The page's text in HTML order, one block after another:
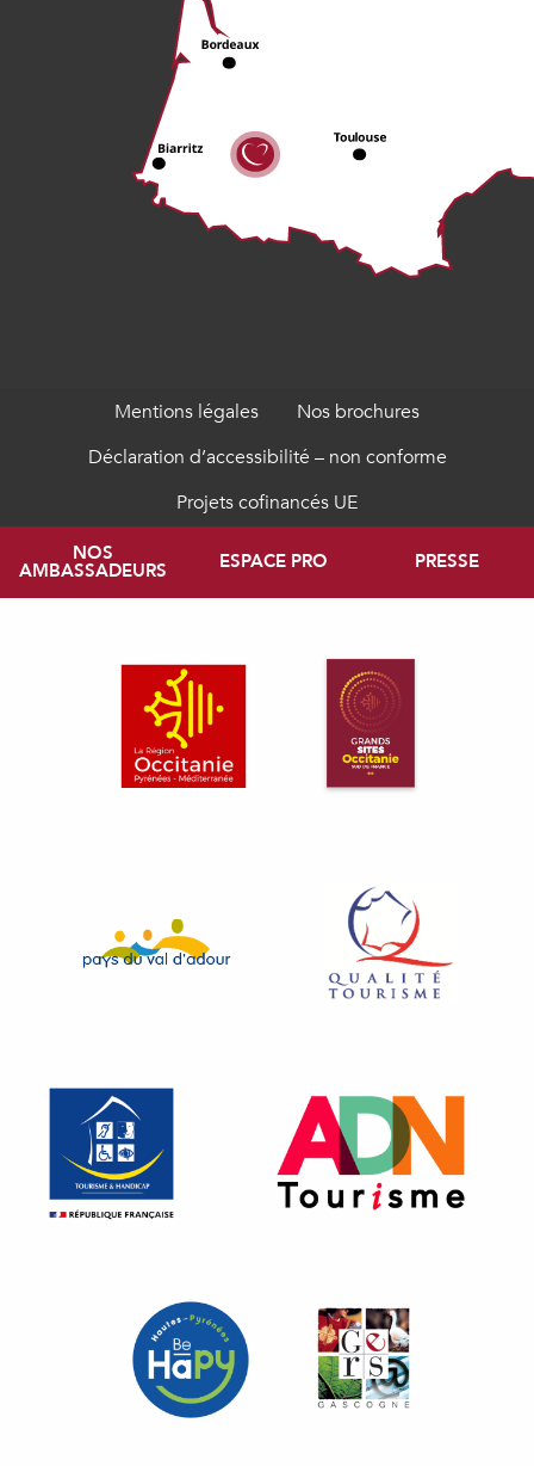
Mentions légales
Nos brochures
Déclaration d’accessibilité – non conforme
Projets cofinancés UE
NOS
AMBASSADEURS ESPACE PRO PRESSE